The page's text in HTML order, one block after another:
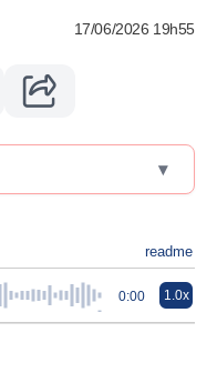
17/06/2026 19h55
▾
readme
0:00 1.0x